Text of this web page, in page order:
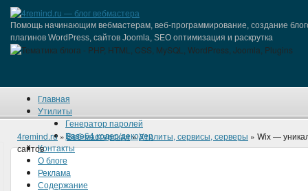
Помощь начинающим вебмастерам, веб-программирование, создание
плагинов WordPress, сайтов Joomla, SEO оптимизация и раскрутка
Главная
Утилиты
Генератор паролей
Base64 кодер/декодер
Контакты
О блоге
Реклама
Содержание
4remind.ru »Веб-мастерская»Утилиты, сервисы, серверы » Wix —
сайтов